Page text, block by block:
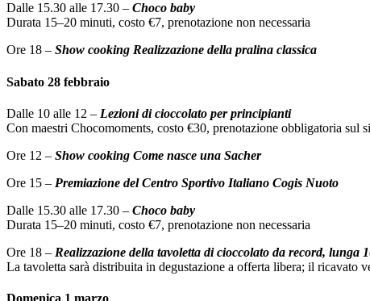
Dalle 15.30 alle 17.30 – Choco baby
Durata 15–20 minuti, costo €7, prenotazione non necessaria
Ore 18 – Show cooking Realizzazione della pralina classica
Sabato 28 febbraio
Dalle 10 alle 12 – Lezioni di cioccolato per principianti
Con maestri Chocomoments, costo €30, prenotazione obbligatoria sul
Ore 12 – Show cooking Come nasce una Sacher
Ore 15 – Premiazione del Centro Sportivo Italiano Cogis Nuoto
Dalle 15.30 alle 17.30 – Choco baby
Durata 15–20 minuti, costo €7, prenotazione non necessaria
Ore 18 – Realizzazione della tavoletta di cioccolato da record, lunga
La tavoletta sarà distribuita in degustazione a offerta libera; il